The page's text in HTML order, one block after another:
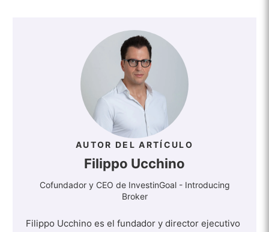
AUTOR DEL ARTÍCULO
Filippo Ucchino
Cofundador y CEO de InvestinGoal - Introducing
Broker
Filippo Ucchino es el fundador y director ejecutivo